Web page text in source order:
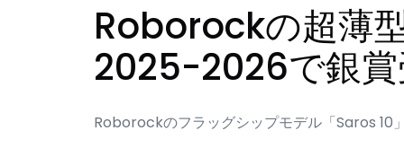
Roborockの超薄
2025-2026で銀賞
Roborockのフラッグシップモデル「Saros